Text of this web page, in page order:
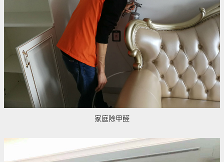
家庭除甲醛